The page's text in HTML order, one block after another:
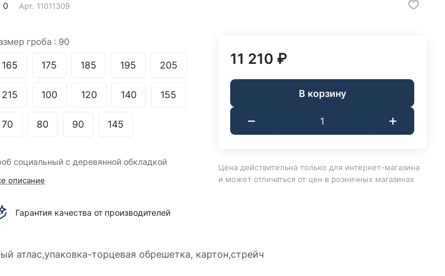
0 Арт. 11011309
гроба : 90
165 175 185 195 205
215 100 120 140 155
70 80 90 145
социальный с деревянной обкладкой
описание
Гарантия качества от производителей
11 210 ₽
В корзину
Цена действительна только для интернет-магазина
и может отличаться от цен в розничных магазинах
атлас,упаковка-торцевая обрешетка, картон,стрейч